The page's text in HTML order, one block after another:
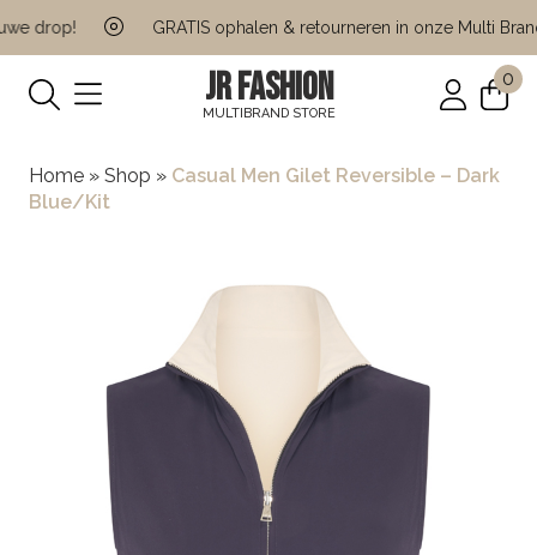
drop! GRATIS ophalen & retourneren in onze Multi Brand
JR FASHION
MULTIBRAND STORE
0
Home » Shop » Casual Men Gilet Reversible – Dark
Blue/Kit